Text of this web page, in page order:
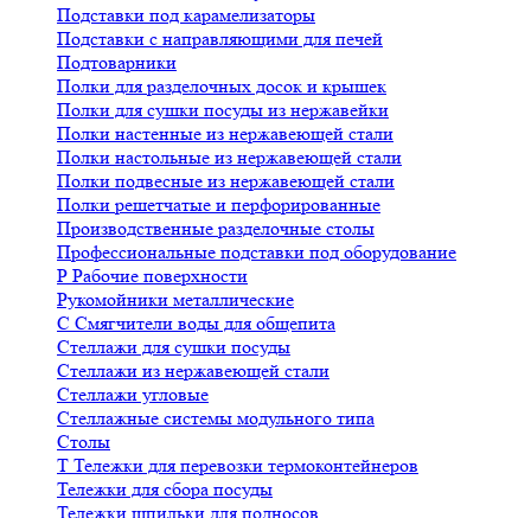
Подставки под карамелизаторы
Подставки с направляющими для печей
Подтоварники
Полки для разделочных досок и крышек
Полки для сушки посуды из нержавейки
Полки настенные из нержавеющей стали
Полки настольные из нержавеющей стали
Полки подвесные из нержавеющей стали
Полки решетчатые и перфорированные
Производственные разделочные столы
Профессиональные подставки под оборудование
Р Рабочие поверхности
Рукомойники металлические
С Смягчители воды для общепита
Стеллажи для сушки посуды
Стеллажи из нержавеющей стали
Стеллажи угловые
Стеллажные системы модульного типа
Столы
Т Тележки для перевозки термоконтейнеров
Тележки для сбора посуды
Тележки шпильки для подносов